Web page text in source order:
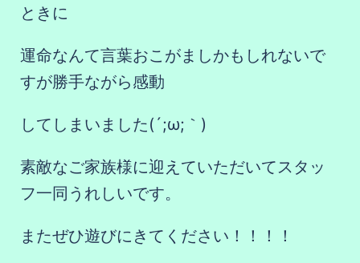
ときに
運命なんて言葉おこがましかもしれないで
すが勝手ながら感動
してしまいました(´;ω;｀)
素敵なご家族様に迎えていただいてスタッ
フ一同うれしいです。
またぜひ遊びにきてください！！！！